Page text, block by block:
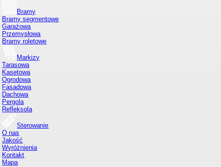
Bramy
Bramy segmentowe
Garażowa
Przemysłowa
Bramy roletowe
Markizy
Tarasowa
Kasetowa
Ogrodowa
Fasadowa
Dachowa
Pergola
Refleksola
Sterowanie
O nas
Jakość
Wyróżnienia
Kontakt
Mapa